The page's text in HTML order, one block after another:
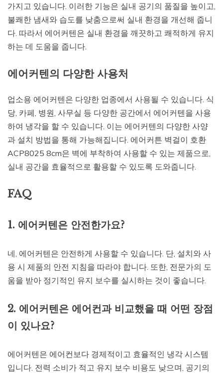
가지고 있습니다. 이러한 기능은 실내 공기의 품질을 높이고,
불쾌한 냄새와 습도를 낮춤으로써 실내 환경을 개선해 줍니
다. 따라서 에어커텐은 실내 환경을 깨끗하고 쾌적하게 유지
하는 데 도움을 줍니다.
에어커텐의 다양한 사용처
업소용 에어커텐은 다양한 업종에서 사용될 수 있습니다. 식
당, 카페, 병원, 사무실 등 다양한 공간에서 에어커텐을 사용
하여 냉각을 할 수 있습니다. 이는 에어커텐의 다양한 사양
과 설치 방법을 통해 가능해집니다. 에어커튼 벽걸이 호환
ACP8025 8cm은 벽에 부착하여 사용할 수 있는 제품으로,
실내 공간을 효율적으로 활용할 수 있도록 도와줍니다.
FAQ
1. 에어커텐은 안전한가요?
네, 에어커텐은 안전하게 사용할 수 있습니다. 단, 설치와 사
용 시 제품의 안전 지침을 따라야 합니다. 또한, 전문가의 도
움을 받아 정기적인 유지 보수를 실시하는 것이 좋습니다.
2. 에어커텐은 에어컨과 비교했을 때 어떤 장점
이 있나요?
에어커텐은 에어컨보다 경제적이고 효율적인 냉각 시스템
입니다. 전력 소비가 적고 유지 보수 비용도 낮으며, 공기의